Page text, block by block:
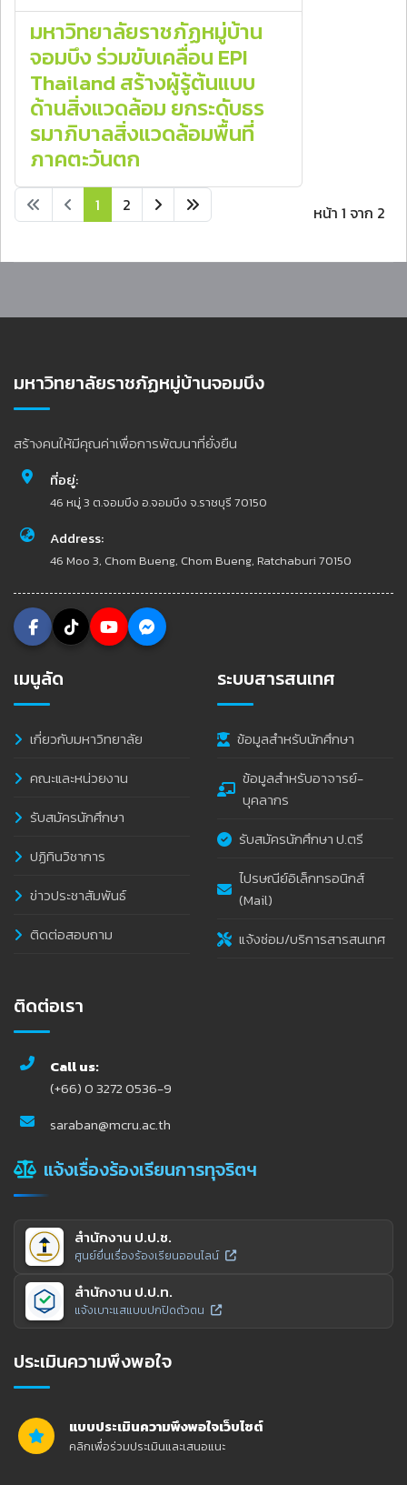
มหาวิทยาลัยราชภัฏหมู่บ้าน
จอมบึง ร่วมขับเคลื่อน EPI
Thailand สร้างผู้รู้ต้นแบบ
ด้านสิ่งแวดล้อม ยกระดับธร
รมาภิบาลสิ่งแวดล้อมพื้นที่
ภาคตะวันตก
หน้า 1 จาก 2
1 2
มหาวิทยาลัยราชภัฏหมู่บ้านจอมบึง
สร้างคนให้มีคุณค่าเพื่อการพัฒนาที่ยั่งยืน
ที่อยู่:
46 หมู่ 3 ต.จอมบึง อ.จอมบึง จ.ราชบุรี 70150
Address:
46 Moo 3, Chom Bueng, Chom Bueng, Ratchaburi 70150
เมนูลัด
เกี่ยวกับมหาวิทยาลัย
คณะและหน่วยงาน
รับสมัครนักศึกษา
ปฏิทินวิชาการ
ข่าวประชาสัมพันธ์
ติดต่อสอบถาม
ระบบสารสนเทศ
ข้อมูลสำหรับนักศึกษา
ข้อมูลสำหรับอาจารย์-
บุคลากร
รับสมัครนักศึกษา ป.ตรี
ไปรษณีย์อิเล็กทรอนิกส์
(Mail)
แจ้งซ่อม/บริการสารสนเทศ
ติดต่อเรา
Call us:
(+66) 0 3272 0536-9
saraban@mcru.ac.th
แจ้งเรื่องร้องเรียนการทุจริตฯ
สำนักงาน ป.ป.ช.
ศูนย์ยื่นเรื่องร้องเรียนออนไลน์
สำนักงาน ป.ป.ท.
แจ้งเบาะแสแบบปกปิดตัวตน
ประเมินความพึงพอใจ
แบบประเมินความพึงพอใจเว็บไซต์
คลิกเพื่อร่วมประเมินและเสนอแนะ